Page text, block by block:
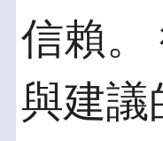
信賴。
與建議